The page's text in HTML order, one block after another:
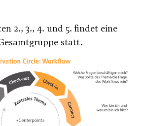
2., 3., 4. und 5. findet eine
statt.